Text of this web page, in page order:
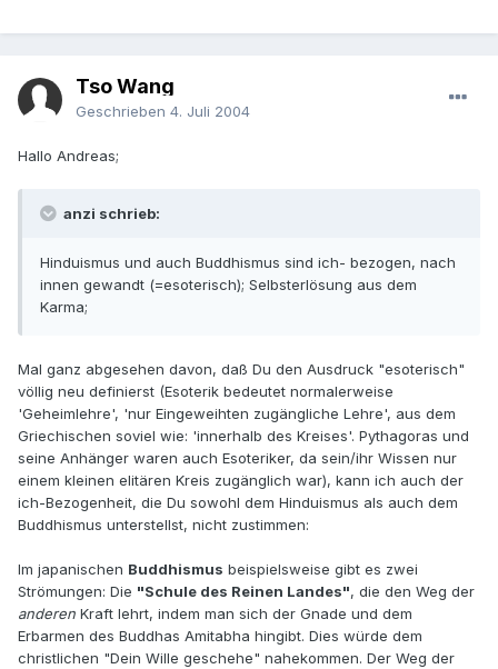
Tso Wang
Geschrieben 4. Juli 2004
Hallo Andreas;
anzi schrieb:
Hinduismus und auch Buddhismus sind ich- bezogen, nach
innen gewandt (=esoterisch); Selbsterlösung aus dem
Karma;
Mal ganz abgesehen davon, daß Du den Ausdruck "esoterisch"
völlig neu definierst (Esoterik bedeutet normalerweise
'Geheimlehre', 'nur Eingeweihten zugängliche Lehre', aus dem
Griechischen soviel wie: 'innerhalb des Kreises'. Pythagoras und
seine Anhänger waren auch Esoteriker, da sein/ihr Wissen nur
einem kleinen elitären Kreis zugänglich war), kann ich auch der
ich-Bezogenheit, die Du sowohl dem Hinduismus als auch dem
Buddhismus unterstellst, nicht zustimmen:
Im japanischen Buddhismus beispielsweise gibt es zwei
Strömungen: Die "Schule des Reinen Landes", die den Weg der
anderen Kraft lehrt, indem man sich der Gnade und dem
Erbarmen des Buddhas Amitabha hingibt. Dies würde dem
christlichen "Dein Wille geschehe" nahekommen. Der Weg der